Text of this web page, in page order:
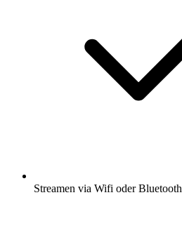
Streamen via Wifi oder Bluetooth